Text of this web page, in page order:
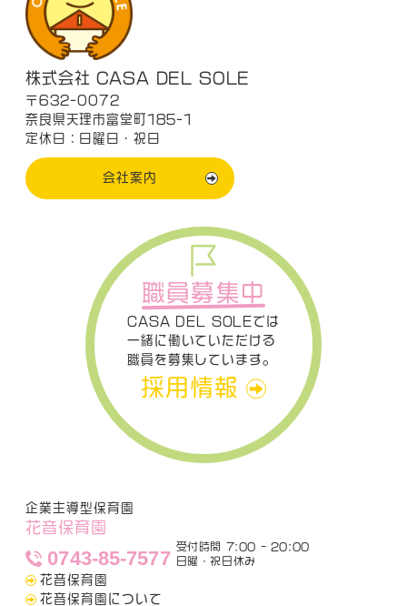
株式会社 CASA DEL SOLE
〒632-0072
奈良県天理市富堂町185-1
定休日：日曜日・祝日
会社案内
職員募集中
CASA DEL SOLEでは
一緒に働いていただける
職員を募集しています。
採用情報
企業主導型保育園
花音保育園
0743-85-7577
受付時間 7:00 - 20:00
日曜・祝日休み
花音保育園
花音保育園について